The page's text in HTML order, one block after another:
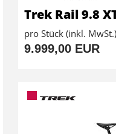
Trek Rail 9.8
pro Stück (inkl. MwSt.)
9.999,00 EUR